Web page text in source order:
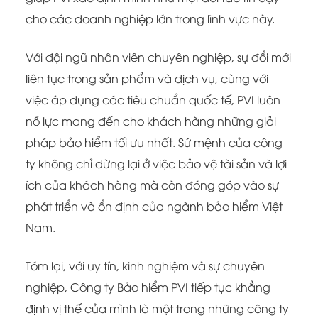
cho các doanh nghiệp lớn trong lĩnh vực này.
Với đội ngũ nhân viên chuyên nghiệp, sự đổi mới
liên tục trong sản phẩm và dịch vụ, cùng với
việc áp dụng các tiêu chuẩn quốc tế, PVI luôn
nỗ lực mang đến cho khách hàng những giải
pháp bảo hiểm tối ưu nhất. Sứ mệnh của công
ty không chỉ dừng lại ở việc bảo vệ tài sản và lợi
ích của khách hàng mà còn đóng góp vào sự
phát triển và ổn định của ngành bảo hiểm Việt
Nam.
Tóm lại, với uy tín, kinh nghiệm và sự chuyên
nghiệp, Công ty Bảo hiểm PVI tiếp tục khẳng
định vị thế của mình là một trong những công ty